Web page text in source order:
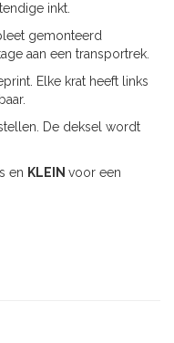
inkt.
gemonteerd
aan een transportrek.
Elke krat heeft links
De deksel wordt
en KLEIN voor een